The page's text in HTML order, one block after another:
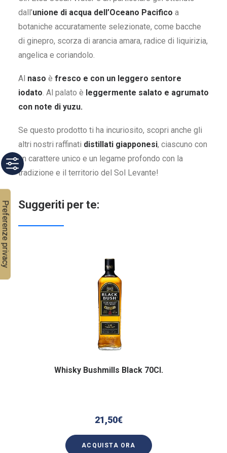
dall’unione di acqua dell’Oceano Pacifico a
botaniche accuratamente selezionate, come bacche
di ginepro, scorza di arancia amara, radice di liquirizia,
angelica e coriandolo.
Al naso è fresco e con un leggero sentore
iodato. Al palato è leggermente salato e agrumato
con note di yuzu.
Se questo prodotto ti ha incuriosito, scopri anche gli
altri nostri raffinati distillati giapponesi, ciascuno con
un carattere unico e un legame profondo con la
tradizione e il territorio del Sol Levante!
Suggeriti per te:
Whisky Bushmills Black 70Cl.
21,50€
ACQUISTA ORA